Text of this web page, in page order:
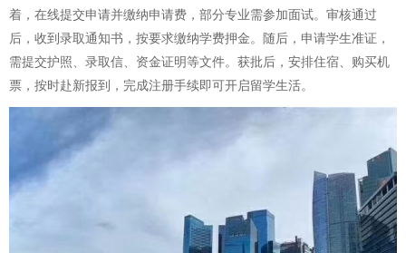
着，在线提交申请并缴纳申请费，部分专业需参加面试。审核通过
后，收到录取通知书，按要求缴纳学费押金。随后，申请学生准证，
需提交护照、录取信、资金证明等文件。获批后，安排住宿、购买机
票，按时赴新报到，完成注册手续即可开启留学生活。